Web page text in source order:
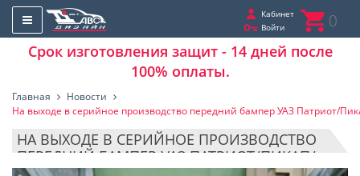
Кабинет
Войти
0
Срок изготовления защит - 14 дней после
100% оплаты.
Главная
Новости
На выходе в серийное производство передний бампер УАЗ Патриот/
НА ВЫХОДЕ В СЕРИЙНОЕ ПРОИЗВОДСТВО
ПЕРЕДНИЙ БАМПЕР УАЗ ПАТРИОТ/ПИКАП/